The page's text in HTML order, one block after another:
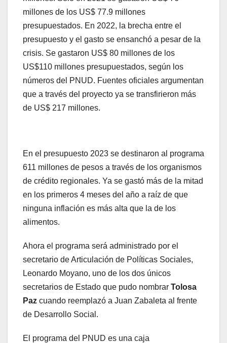
millones de los US$ 77.9 millones
presupuestados. En 2022, la brecha entre el
presupuesto y el gasto se ensanchó a pesar de la
crisis. Se gastaron US$ 80 millones de los
US$110 millones presupuestados, según los
números del PNUD. Fuentes oficiales argumentan
que a través del proyecto ya se transfirieron más
de US$ 217 millones.
En el presupuesto 2023 se destinaron al programa
611 millones de pesos a través de los organismos
de crédito regionales. Ya se gastó más de la mitad
en los primeros 4 meses del año a raíz de que
ninguna inflación es más alta que la de los
alimentos.
Ahora el programa será administrado por el
secretario de Articulación de Políticas Sociales,
Leonardo Moyano, uno de los dos únicos
secretarios de Estado que pudo nombrar Tolosa
Paz cuando reemplazó a Juan Zabaleta al frente
de Desarrollo Social.
El programa del PNUD es una caja